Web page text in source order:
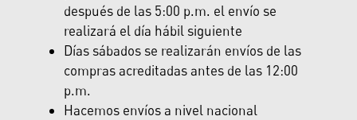
después de las 5:00 p.m. el envío se
realizará el día hábil siguiente
Días sábados se realizarán envíos de las
compras acreditadas antes de las 12:00
p.m.
Hacemos envíos a nivel nacional